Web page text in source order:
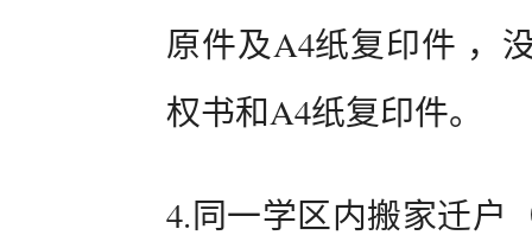
原件及A4纸复印件 ，
权书和A4纸复印件。
4.同一学区内搬家迁户